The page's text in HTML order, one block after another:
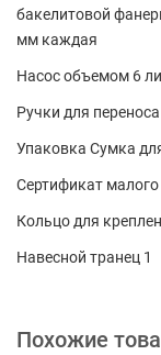
бакелитовой
мм каждая
Насос объемом 6
Ручки для
Упаковка Сумка
Сертификат малого
Кольцо для
Навесной транец 1
Похожие